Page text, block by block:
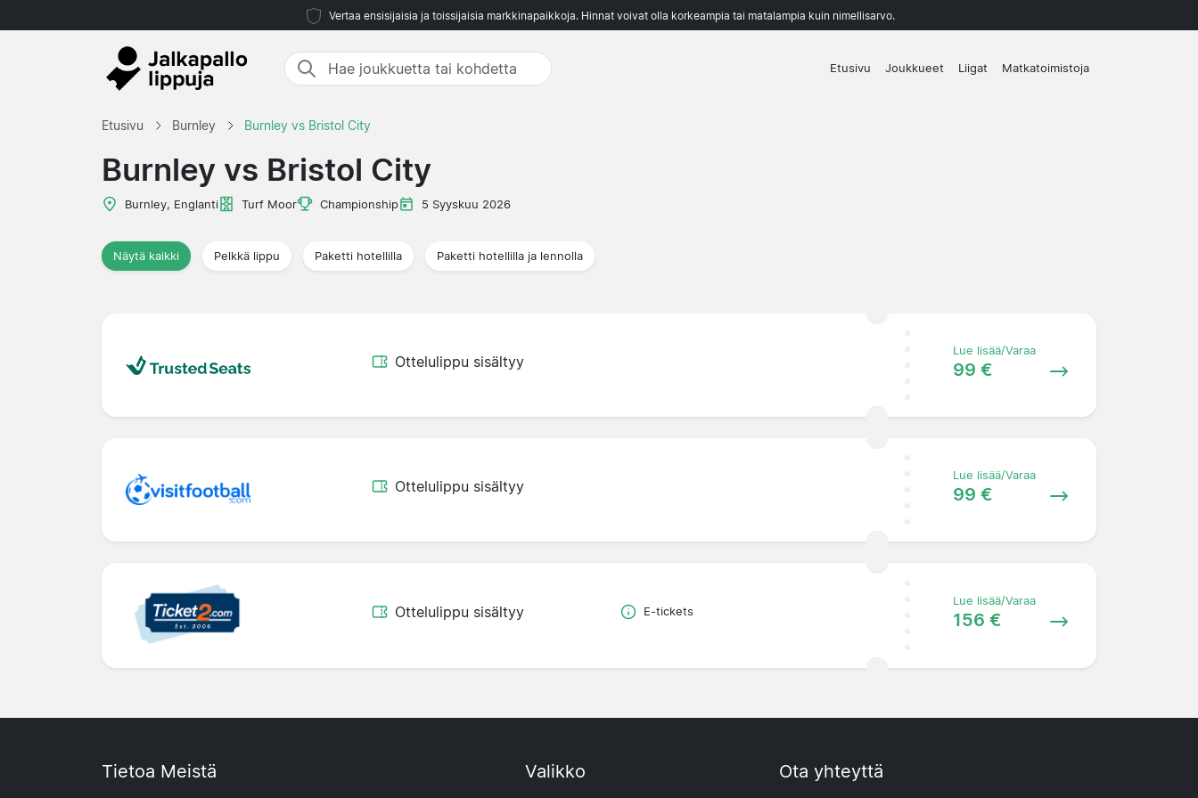
Vertaa ensisijaisia ja toissijaisia markkinapaikkoja. Hinnat voivat olla korkeampia tai matalampia kuin nimellisarvo.
Etusivu Joukkueet Liigat Matkatoimistoja
Etusivu Burnley Burnley vs Bristol City
Burnley vs Bristol City
Burnley, Englanti Turf Moor Championship 5 Syyskuu 2026
Näytä kaikki Pelkkä lippu Paketti hotellilla Paketti hotellilla ja lennolla
Ottelulippu sisältyy
Lue lisää/Varaa
99 €
Ottelulippu sisältyy
Lue lisää/Varaa
99 €
Ottelulippu sisältyy E-tickets
Lue lisää/Varaa
156 €
Tietoa Meistä Valikko Ota yhteyttä